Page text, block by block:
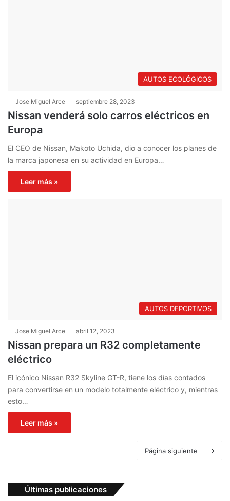
AUTOS ECOLÓGICOS
Jose Miguel Arce septiembre 28, 2023
Nissan venderá solo carros eléctricos en
Europa
El CEO de Nissan, Makoto Uchida, dio a conocer los planes de
la marca japonesa en su actividad en Europa…
Leer más »
AUTOS DEPORTIVOS
Jose Miguel Arce abril 12, 2023
Nissan prepara un R32 completamente
eléctrico
El icónico Nissan R32 Skyline GT-R, tiene los días contados
para convertirse en un modelo totalmente eléctrico y, mientras
esto…
Leer más »
Página siguiente
Últimas publicaciones